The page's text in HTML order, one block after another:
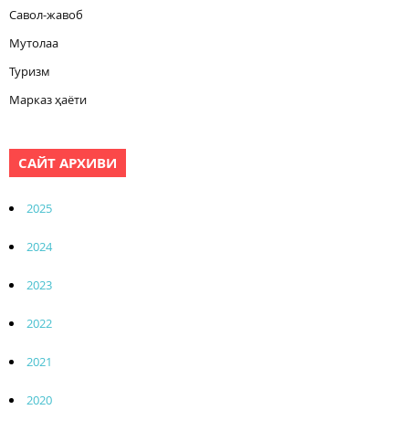
Савол-жавоб
Мутолаа
Туризм
Марказ ҳаёти
САЙТ АРХИВИ
2025
2024
2023
2022
2021
2020